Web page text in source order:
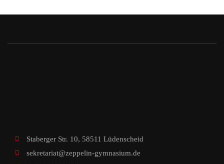
Staberger Str. 10, 58511 Lüdenscheid
sekretariat@zeppelin-gymnasium.de